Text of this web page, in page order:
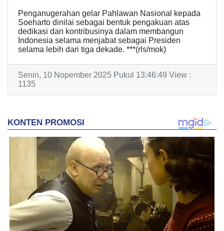
Penganugerahan gelar Pahlawan Nasional kepada
Soeharto dinilai sebagai bentuk pengakuan atas
dedikasi dan kontribusinya dalam membangun
Indonesia selama menjabat sebagai Presiden
selama lebih dari tiga dekade. ***(rls/mok)
Senin, 10 Nopember 2025 Pukul 13:46:49 View :
1135